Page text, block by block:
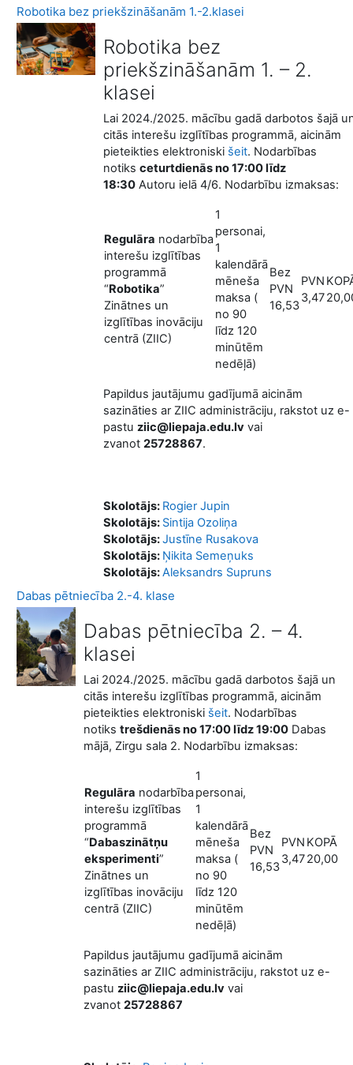
Robotika bez priekšzināšanām 1.-2.klasei
Robotika bez
priekšzināšanām 1. – 2.
klasei
Lai 2024./2025. mācību gadā darbotos šajā
citās interešu izglītības programmā, aicinām
pieteikties elektroniski šeit. Nodarbības
notiks ceturtdienās no 17:00 līdz
18:30 Autoru ielā 4/6. Nodarbību izmaksas:
Regulāra nodarbība
interešu izglītības
programmā
“Robotika”
Zinātnes un
izglītības inovāciju
centrā (ZIIC)
1
personai,
1
kalendārā
mēneša
maksa (
no 90
līdz 120
minūtēm
nedēļā)
Bez
PVN
16,53
PVN
3,47
Papildus jautājumu gadījumā aicinām
sazināties ar ZIIC administrāciju, rakstot uz e-
pastu ziic@liepaja.edu.lv vai
zvanot 25728867.
Skolotājs: Rogier Jupin
Skolotājs: Sintija Ozoliņa
Skolotājs:Justīne Rusakova
Skolotājs: Ņikita Semeņuks
Skolotājs:Aleksandrs Supruns
Dabas pētniecība 2.-4. klase
Dabas pētniecība 2. – 4.
klasei
Lai 2024./2025. mācību gadā darbotos šajā un
citās interešu izglītības programmā, aicinām
pieteikties elektroniski šeit. Nodarbības
notiks trešdienās no 17:00 līdz 19:00 Dabas
mājā, Zirgu sala 2. Nodarbību izmaksas:
Regulāra nodarbība
interešu izglītības
programmā
“Dabaszinātņu
eksperimenti”
Zinātnes un
izglītības inovāciju
centrā (ZIIC)
1
personai,
1
kalendārā
mēneša
maksa (
no 90
līdz 120
minūtēm
nedēļā)
Bez
PVN
16,53
PVN
3,47
KOPĀ
20,00
Papildus jautājumu gadījumā aicinām
sazināties ar ZIIC administrāciju, rakstot uz e-
pastu ziic@liepaja.edu.lv vai
zvanot 25728867